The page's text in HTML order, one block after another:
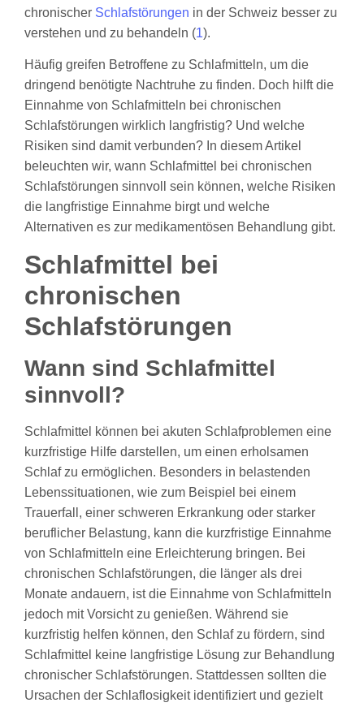
chronischer Schlafstörungen in der Schweiz besser zu
verstehen und zu behandeln (1).
Häufig greifen Betroffene zu Schlafmitteln, um die
dringend benötigte Nachtruhe zu finden. Doch hilft die
Einnahme von Schlafmitteln bei chronischen
Schlafstörungen wirklich langfristig? Und welche
Risiken sind damit verbunden? In diesem Artikel
beleuchten wir, wann Schlafmittel bei chronischen
Schlafstörungen sinnvoll sein können, welche Risiken
die langfristige Einnahme birgt und welche
Alternativen es zur medikamentösen Behandlung gibt.
Schlafmittel bei
chronischen
Schlafstörungen
Wann sind Schlafmittel
sinnvoll?
Schlafmittel können bei akuten Schlafproblemen eine
kurzfristige Hilfe darstellen, um einen erholsamen
Schlaf zu ermöglichen. Besonders in belastenden
Lebenssituationen, wie zum Beispiel bei einem
Trauerfall, einer schweren Erkrankung oder starker
beruflicher Belastung, kann die kurzfristige Einnahme
von Schlafmitteln eine Erleichterung bringen. Bei
chronischen Schlafstörungen, die länger als drei
Monate andauern, ist die Einnahme von Schlafmitteln
jedoch mit Vorsicht zu genießen. Während sie
kurzfristig helfen können, den Schlaf zu fördern, sind
Schlafmittel keine langfristige Lösung zur Behandlung
chronischer Schlafstörungen. Stattdessen sollten die
Ursachen der Schlaflosigkeit identifiziert und gezielt